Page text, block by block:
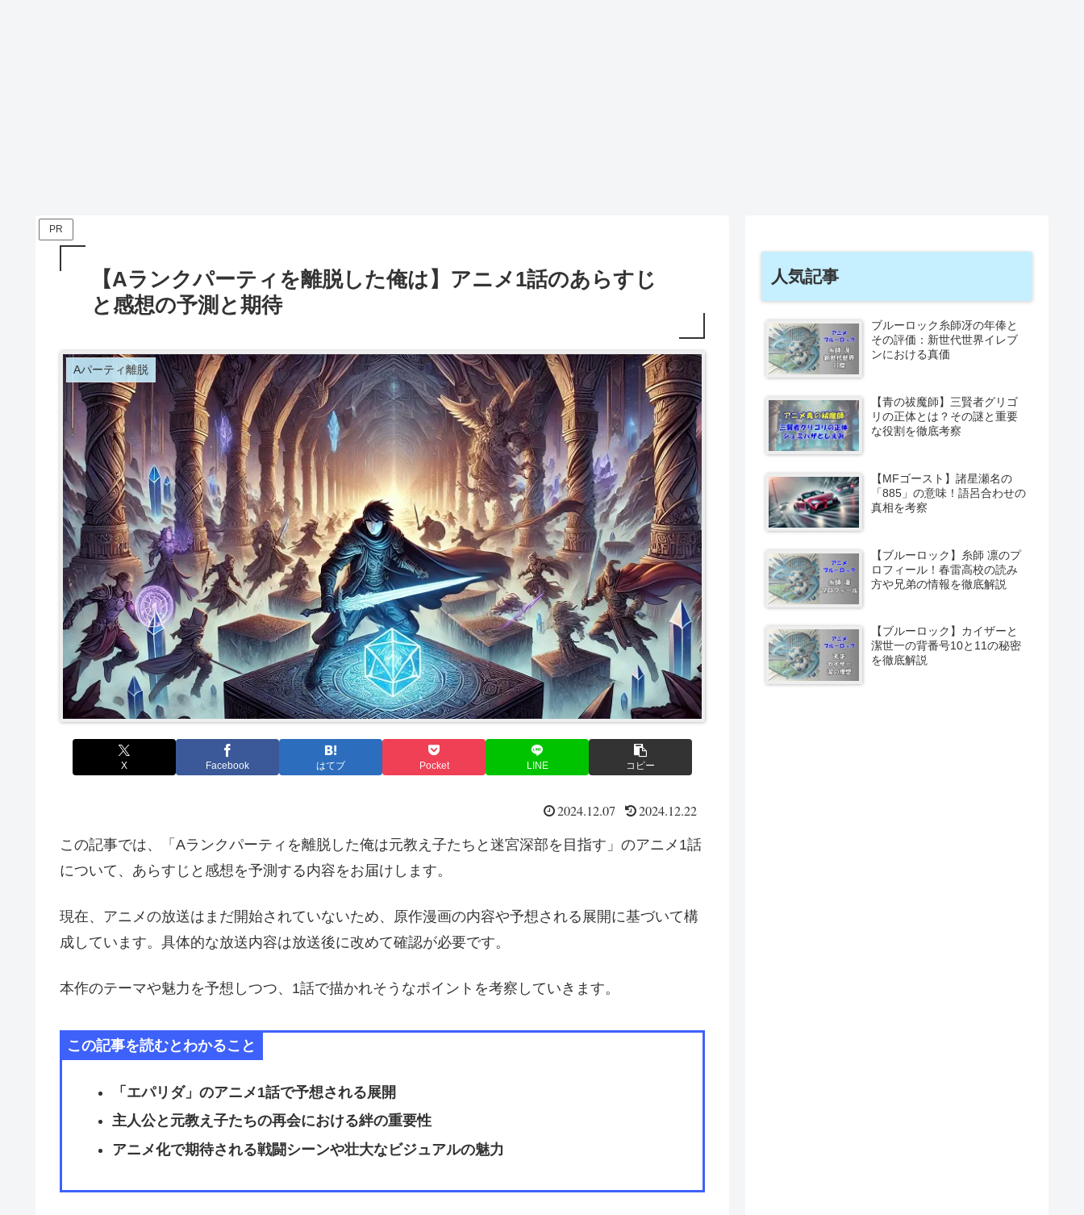
PR
【Aランクパーティを離脱した俺は】アニメ1話のあらすじ
と感想の予測と期待
Aパーティ離脱
X Facebook はてブ Pocket LINE コピー
2024.12.07 2024.12.22
この記事では、「Aランクパーティを離脱した俺は元教え子たちと迷宮深部を目指す」のアニメ1話
について、あらすじと感想を予測する内容をお届けします。
現在、アニメの放送はまだ開始されていないため、原作漫画の内容や予想される展開に基づいて構
成しています。具体的な放送内容は放送後に改めて確認が必要です。
本作のテーマや魅力を予想しつつ、1話で描かれそうなポイントを考察していきます。
この記事を読むとわかること
「エパリダ」のアニメ1話で予想される展開
主人公と元教え子たちの再会における絆の重要性
アニメ化で期待される戦闘シーンや壮大なビジュアルの魅力
人気記事
ブルーロック糸師冴の年俸と
その評価：新世代世界イレブ
ンにおける真価
【青の祓魔師】三賢者グリゴ
リの正体とは？その謎と重要
な役割を徹底考察
【MFゴースト】諸星瀬名の
「885」の意味！語呂合わせの
真相を考察
【ブルーロック】糸師 凛のプ
ロフィール！春雷高校の読み
方や兄弟の情報を徹底解説
【ブルーロック】カイザーと
潔世一の背番号10と11の秘密
を徹底解説